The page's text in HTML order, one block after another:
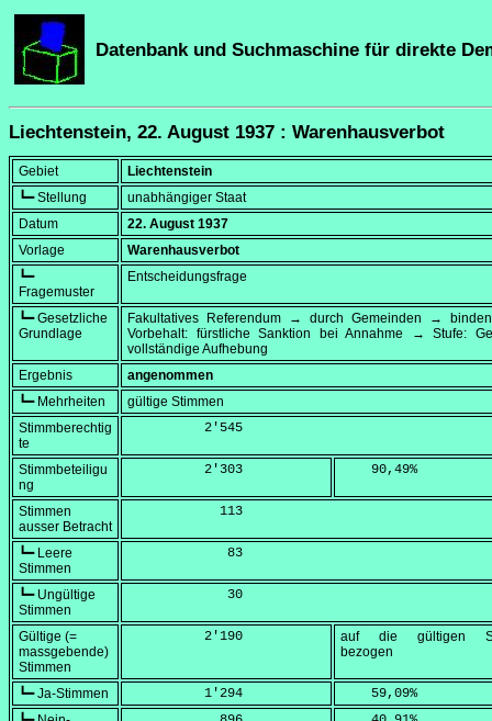
Datenbank und Suchmaschine für direkte
Liechtenstein, 22. August 1937 : Warenhausverbot
Gebiet
Liechtenstein
┗━ Stellung
unabhängiger Staat
Datum
22. August 1937
Vorlage
Warenhausverbot
┗━
Fragemuster
Entscheidungsfrage
┗━ Gesetzliche
Grundlage
Fakultatives Referendum → durch Gemeinden →
Vorbehalt: fürstliche Sanktion bei Annahme → Stufe:
vollständige Aufhebung
Ergebnis
angenommen
┗━ Mehrheiten
gültige Stimmen
Stimmberechtig
te
          2'545
Stimmbeteiligu
ng
          2'303
    90,49
%
Stimmen
ausser Betracht
            113
┗━ Leere
Stimmen
             83
┗━ Ungültige
Stimmen
             30
Gültige (=
massgebende)
Stimmen
          2'190
auf die gültigen
bezogen
┗━ Ja-Stimmen
          1'294
    59,09
%